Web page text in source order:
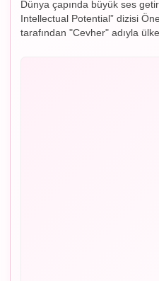
Dünya çapında büyük ses
Intellectual Potential” dizisi
tarafından "Cevher" adıyla